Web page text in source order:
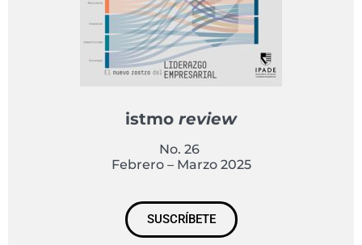
istmo review
No. 26
Febrero – Marzo 2025
SUSCRÍBETE